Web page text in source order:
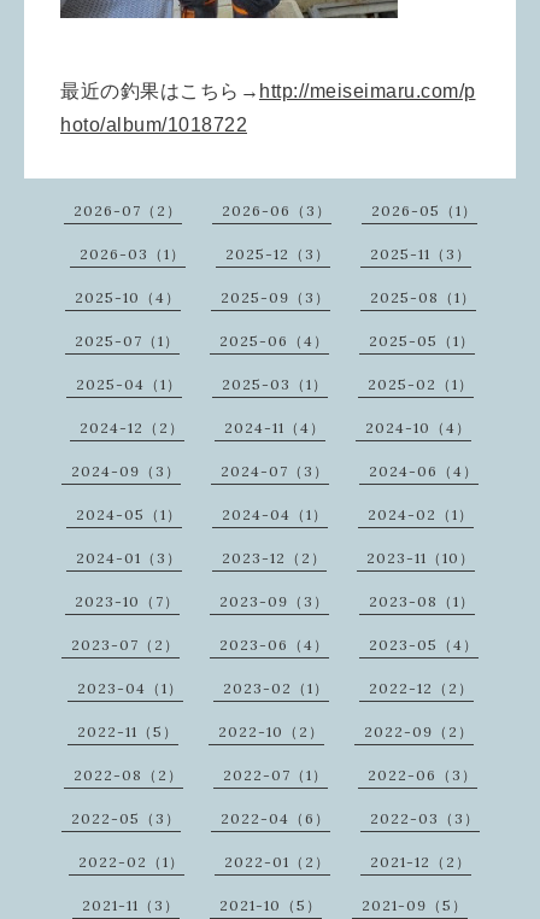
最近の釣果はこちら→ http://meiseimaru.com/p
hoto/album/1018722
2026-07（2） 2026-06（3） 2026-05（1）
2026-03（1） 2025-12（3） 2025-11（3）
2025-10（4） 2025-09（3） 2025-08（1）
2025-07（1） 2025-06（4） 2025-05（1）
2025-04（1） 2025-03（1） 2025-02（1）
2024-12（2） 2024-11（4） 2024-10（4）
2024-09（3） 2024-07（3） 2024-06（4）
2024-05（1） 2024-04（1） 2024-02（1）
2024-01（3） 2023-12（2） 2023-11（10）
2023-10（7） 2023-09（3） 2023-08（1）
2023-07（2） 2023-06（4） 2023-05（4）
2023-04（1） 2023-02（1） 2022-12（2）
2022-11（5） 2022-10（2） 2022-09（2）
2022-08（2） 2022-07（1） 2022-06（3）
2022-05（3） 2022-04（6） 2022-03（3）
2022-02（1） 2022-01（2） 2021-12（2）
2021-11（3） 2021-10（5） 2021-09（5）